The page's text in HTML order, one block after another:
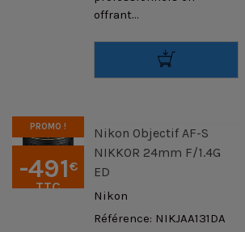
offrant...
-491€
TTC
PROMO !
Nikon Objectif AF-S
NIKKOR 24mm F/1.4G
ED
Nikon
Référence: NIKJAA131DA